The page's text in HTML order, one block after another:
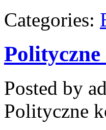
Categories:
Posted by
Polityczne